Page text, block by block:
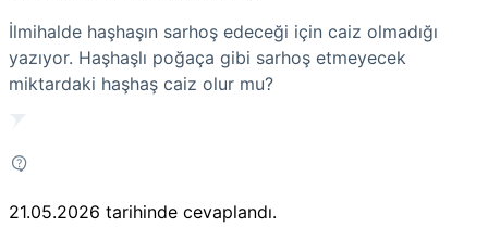
İlmihalde haşhaşın sarhoş edeceği için caiz olmadığı
yazıyor. Haşhaşlı poğaça gibi sarhoş etmeyecek
miktardaki haşhaş caiz olur mu?
21.05.2026 tarihinde cevaplandı.